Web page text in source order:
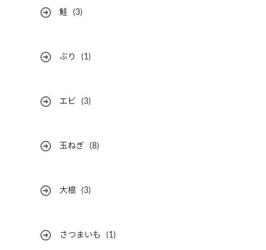
鮭 (3)
ぶり (1)
エビ (3)
玉ねぎ (8)
大根 (3)
さつまいも (1)